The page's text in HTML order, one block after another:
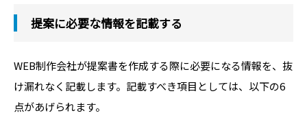
提案に必要な情報を記載する
WEB制作会社が提案書を作成する際に必要になる情報を、抜
け漏れなく記載します。記載すべき項目としては、以下の6
点があげられます。